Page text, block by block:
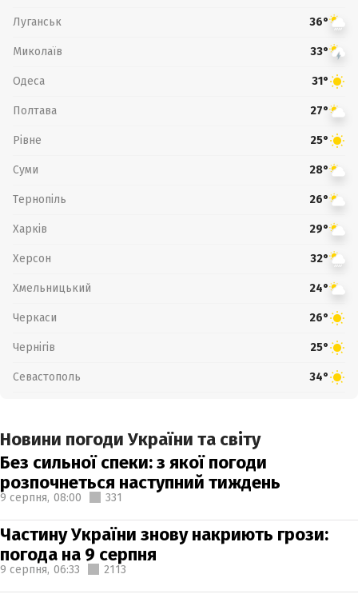
Луганськ 36°
Миколаїв 33°
Одеса 31°
Полтава 27°
Рівне 25°
Суми 28°
Тернопіль 26°
Харків 29°
Херсон 32°
Хмельницький 24°
Черкаси 26°
Чернігів 25°
Севастополь 34°
Новини погоди України та світу
Без сильної спеки: з якої погоди
розпочнеться наступний тиждень
9 серпня, 08:00 331
Частину України знову накриють грози:
погода на 9 серпня
9 серпня, 06:33 2113